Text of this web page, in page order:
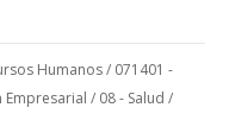
Humanos/ 071401 -
Empresarial / 08 - Salud /